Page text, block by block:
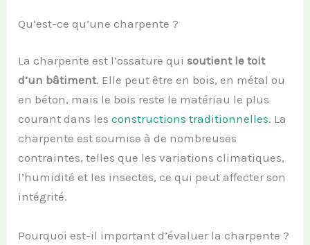
Qu’est-ce qu’une charpente ?
La charpente est l’ossature quisoutient le toit
d’un bâtiment. Elle peut être en bois, en métal ou
en béton, mais le bois reste le matériau le plus
courant dans lesconstructions traditionnelles. La
charpente est soumise à de nombreuses
contraintes, telles que les variations climatiques,
l’humidité et les insectes, ce qui peut affecter son
intégrité.
Pourquoi est-il important d’évaluer la charpente ?